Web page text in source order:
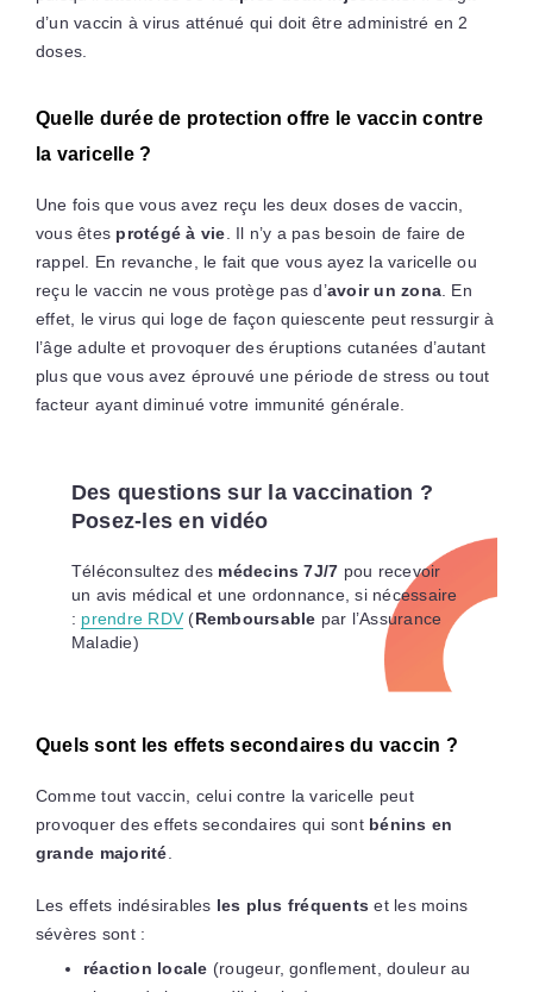
d’un vaccin à virus atténué qui doit être administré en 2
doses.
Quelle durée de protection offre le vaccin contre
la varicelle ?
Une fois que vous avez reçu les deux doses de vaccin,
vous êtes protégé à vie. Il n’y a pas besoin de faire de
rappel. En revanche, le fait que vous ayez la varicelle ou
reçu le vaccin ne vous protège pas d’avoir un zona. En
effet, le virus qui loge de façon quiescente peut ressurgir à
l’âge adulte et provoquer des éruptions cutanées d’autant
plus que vous avez éprouvé une période de stress ou tout
facteur ayant diminué votre immunité générale.
Des questions sur la vaccination ?
Posez-les en vidéo
Téléconsultez des médecins 7J/7 pou recevoir
un avis médical et une ordonnance, si nécessaire
: prendre RDV (Remboursable par l’Assurance
Maladie)
Quels sont les effets secondaires du vaccin ?
Comme tout vaccin, celui contre la varicelle peut
provoquer des effets secondaires qui sont bénins en
grande majorité.
Les effets indésirables les plus fréquents et les moins
sévères sont :
réaction locale (rougeur, gonflement, douleur au